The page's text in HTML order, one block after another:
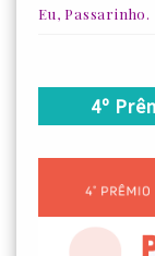
Eu, Passarinho.
4º